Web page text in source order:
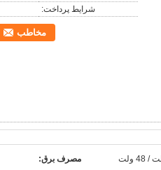
شرایط پرداخت:
مخاطب
مصرف برق: